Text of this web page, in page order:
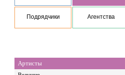
Подрядчики Агентства
Артисты